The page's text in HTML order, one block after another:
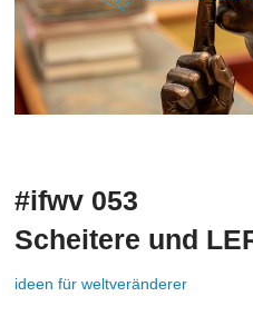
#ifwv 053
Scheitere und
ideen für weltveränderer